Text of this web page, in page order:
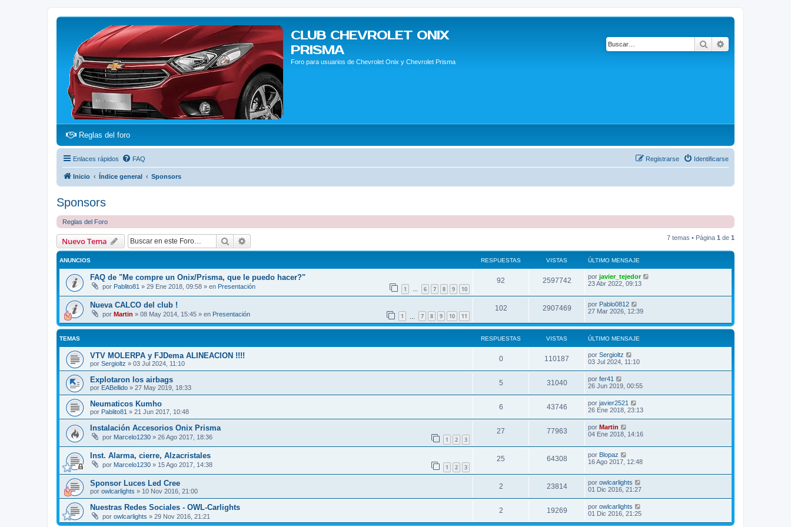
CLUB CHEVROLET ONIX
PRISMA
Foro para usuarios de Chevrolet Onix y Chevrolet Prisma
Buscar
Reglas del foro(Opens a new tab)
Enlaces rápidos FAQ Identificarse
Registrarse
Inicio Índice general Sponsors
Sponsors
Reglas del Foro
Nuevo Tema Buscar 7 temas • Página 1 de 1
ANUNCIOS RESPUESTAS VISTAS ÚLTIMO MENSAJE
FAQ de "Me compre un Onix/Prisma, que le puedo hacer?"
por Pablito81 » 29 Ene 2018, 09:58 » en Presentación 1 … 6 7 8 9 10
92 2597742 por javier_tejedor
23 Abr 2022, 09:13
Nueva CALCO del club !
por Martin » 08 May 2014, 15:45 » en Presentación 1 7 8 9 10 11
102 2907469 por Pablo0812
27 Mar 2026, 12:39
TEMAS RESPUESTAS VISTAS ÚLTIMO MENSAJE
VTV MOLERPA y FJDema ALINEACION !!!!
por Sergioltz » 03 Jul 2024, 11:10
0 110187 por Sergioltz
03 Jul 2024, 11:10
Explotaron los airbags
por EABellido » 27 May 2019, 18:33
5 31040 por fer41
26 Jun 2019, 00:55
Neumaticos Kumho
por Pablito81 » 21 Jun 2017, 10:48
6 43746 por javier2521
26 Ene 2018, 23:13
Instalación Accesorios Onix Prisma
por Marcelo1230 » 26 Ago 2017, 18:36 1 2 3
27 77963 por Martin
04 Ene 2018, 14:16
Inst. Alarma, cierre, Alzacristales
por Marcelo1230 » 15 Ago 2017, 14:38 1 2 3
25 64308 por Blopaz
16 Ago 2017, 12:48
Sponsor Luces Led Cree
por owlcarlights » 10 Nov 2016, 21:00
2 23814 por owlcarlights
01 Dic 2016, 21:27
Nuestras Redes Sociales - OWL-Carlights
por owlcarlights » 29 Nov 2016, 21:21
2 19269 por owlcarlights
01 Dic 2016, 21:25